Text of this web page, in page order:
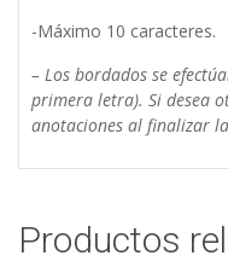
-Máximo 10 caracteres.
– Los bordados se
primera letra). Si desea
anotaciones al finalizar
Productos